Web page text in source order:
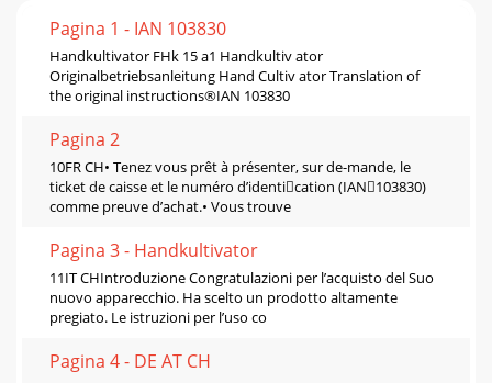
Pagina 1 - IAN 103830
Handkultivator FHk 15 a1 Handkultiv ator
Originalbetriebsanleitung Hand Cultiv ator Translation of
the original instructions®IAN 103830
Pagina 2
10FR CH• Tenez vous prêt à présenter, sur de-mande, le
ticket de caisse et le numéro d’identication (IAN103830)
comme preuve d’achat.• Vous trouve
Pagina 3 - Handkultivator
11IT CHIntroduzione Congratulazioni per l’acquisto del Suo
nuovo apparecchio. Ha scelto un prodotto altamente
pregiato. Le istruzioni per l’uso co
Pagina 4 - DE AT CH